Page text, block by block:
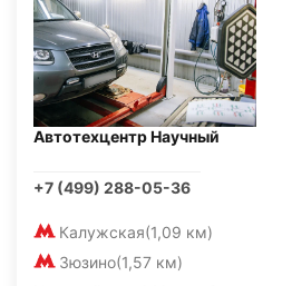
Автотехцентр Научный
+7 (499) 288-05-36
Калужская(1,09 км)
Зюзино(1,57 км)